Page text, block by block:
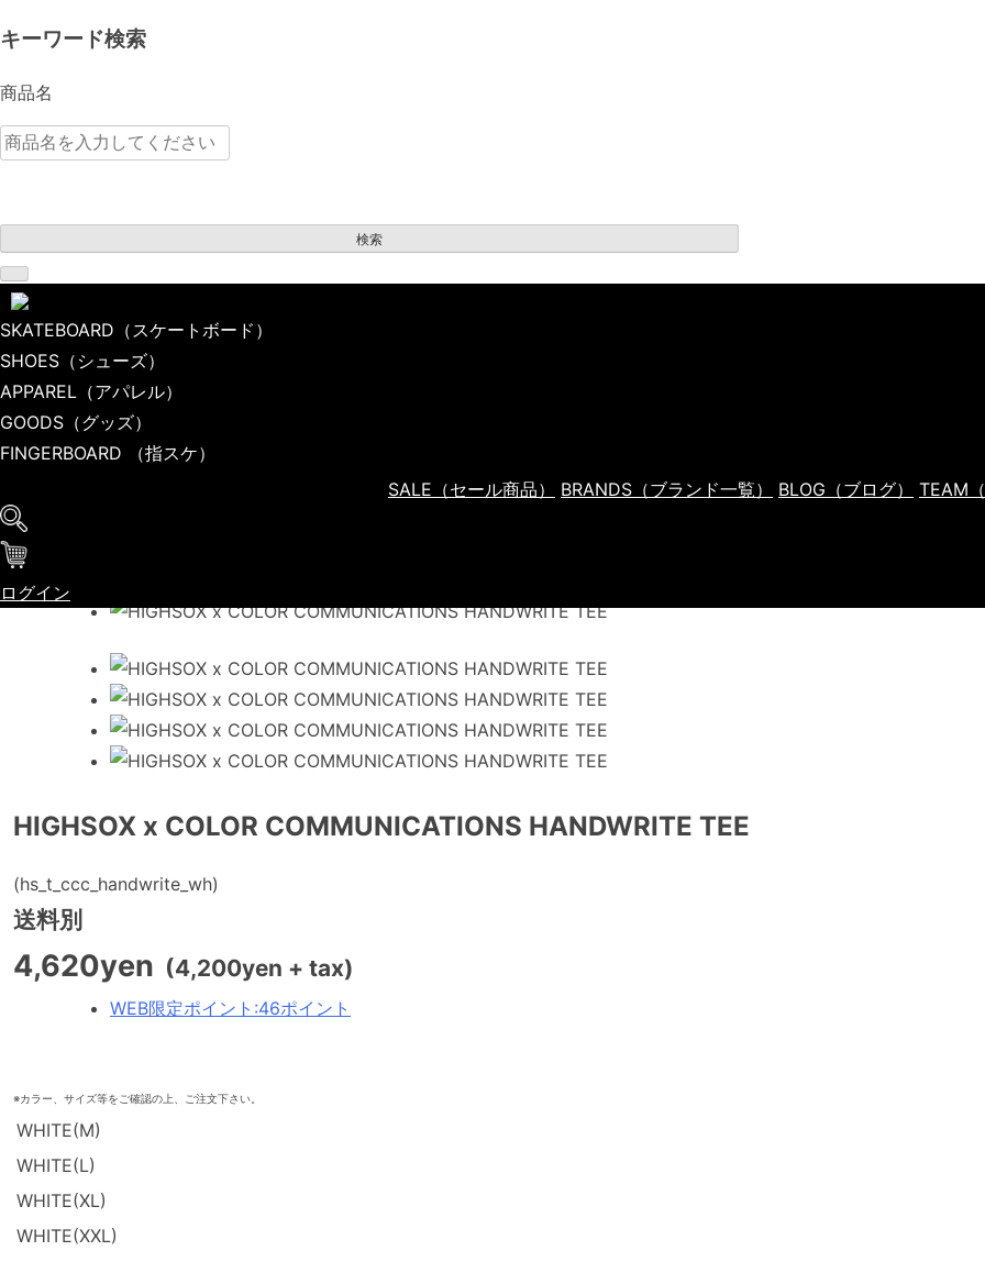
キーワード検索
商品名
検索
SKATEBOARD （スケートボード）
SHOES （シューズ）
APPAREL （アパレル）
GOODS （グッズ）
FINGERBOARD
（指スケ）
SALE （セール商品） BRANDS （ブランド一覧） BLOG （ブログ） TEAM
ログイン
TOP
APPAREL（アパレル）
S/S TEE（Tシャツ）
HIGHSOX x COLOR COMMUNICATIONS HANDWRITE TEE
HIGHSOX x COLOR COMMUNICATIONS HANDWRITE TEE
(hs_t_ccc_handwrite_wh)
送料別
4,620yen (4,200yen + tax)
WEB限定ポイント :46ポイント
※カラー、サイズ等をご確認の上、ご注文下さい。
WHITE(M)
WHITE(L)
WHITE(XL)
WHITE(XXL)